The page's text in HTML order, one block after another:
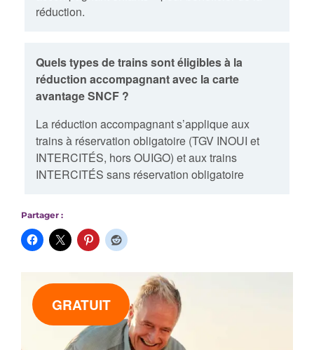
réduction.
Quels types de trains sont éligibles à la
réduction accompagnant avec la carte
avantage SNCF ?
La réduction accompagnant s’applique aux
trains à réservation obligatoire (TGV INOUI et
INTERCITÉS, hors OUIGO) et aux trains
INTERCITÉS sans réservation obligatoire
Partager :
GRATUIT